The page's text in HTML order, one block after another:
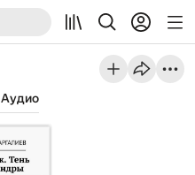
Аудио